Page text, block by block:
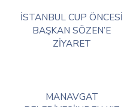
İSTANBUL CUP ÖNCESİ
BAŞKAN SÖZEN’E
ZİYARET
MANAVGAT